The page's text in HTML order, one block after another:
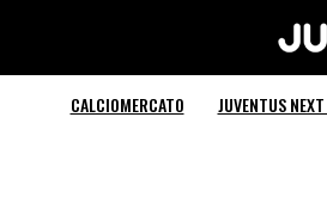
CALCIOMERCATO JUVENTUS NEXT